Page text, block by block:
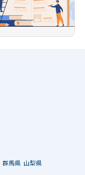
群馬県 山梨県